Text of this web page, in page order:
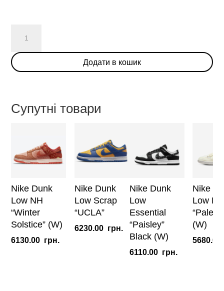
Youth
Nike
кількість
Додати в кошик
Супутні товари
Nike Dunk
Low NH
“Winter
Solstice” (W)
6130.00 грн.
Nike Dunk
Low Scrap
“UCLA”
6230.00 грн.
Nike Dunk
Low
Essential
“Paisley”
Black (W)
6110.00 грн.
Nike
Low
“Pale
(W)
5680.00